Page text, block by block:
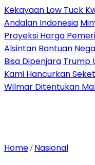
Kekayaan Low Tuck
Andalan Indonesia
Proyeksi Harga
Alsintan Bantuan
Bisa Dipenjara Trump
Kami Hancurkan
Wilmar Ditentukan
Home / Nasional